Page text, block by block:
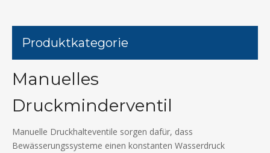
Produktkategorie
Manuelles
Druckminderventil
Manuelle Druckhalteventile sorgen dafür, dass
Bewässerungssysteme einen konstanten Wasserdruck